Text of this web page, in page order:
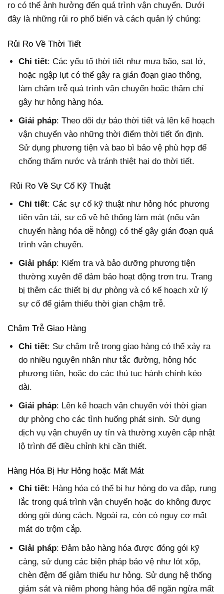
ro có thể ảnh hưởng đến quá trình vận chuyển. Dưới
đây là những rủi ro phổ biến và cách quản lý chúng:
Rủi Ro Về Thời Tiết
Chi tiết: Các yếu tố thời tiết như mưa bão, sạt lở,
hoặc ngập lụt có thể gây ra gián đoạn giao thông,
làm chậm trễ quá trình vận chuyển hoặc thậm chí
gây hư hỏng hàng hóa.
Giải pháp: Theo dõi dự báo thời tiết và lên kế hoạch
vận chuyển vào những thời điểm thời tiết ổn định.
Sử dụng phương tiện và bao bì bảo vệ phù hợp để
chống thấm nước và tránh thiệt hại do thời tiết.
Rủi Ro Về Sự Cố Kỹ Thuật
Chi tiết: Các sự cố kỹ thuật như hỏng hóc phương
tiện vận tải, sự cố về hệ thống làm mát (nếu vận
chuyển hàng hóa dễ hỏng) có thể gây gián đoạn quá
trình vận chuyển.
Giải pháp: Kiểm tra và bảo dưỡng phương tiện
thường xuyên để đảm bảo hoạt động trơn tru. Trang
bị thêm các thiết bị dự phòng và có kế hoạch xử lý
sự cố để giảm thiểu thời gian chậm trễ.
Chậm Trễ Giao Hàng
Chi tiết: Sự chậm trễ trong giao hàng có thể xảy ra
do nhiều nguyên nhân như tắc đường, hỏng hóc
phương tiện, hoặc do các thủ tục hành chính kéo
dài.
Giải pháp: Lên kế hoạch vận chuyển với thời gian
dự phòng cho các tình huống phát sinh. Sử dụng
dịch vụ vận chuyển uy tín và thường xuyên cập nhật
lộ trình để điều chỉnh khi cần thiết.
Hàng Hóa Bị Hư Hỏng hoặc Mất Mát
Chi tiết: Hàng hóa có thể bị hư hỏng do va đập, rung
lắc trong quá trình vận chuyển hoặc do không được
đóng gói đúng cách. Ngoài ra, còn có nguy cơ mất
mát do trộm cắp.
Giải pháp: Đảm bảo hàng hóa được đóng gói kỹ
càng, sử dụng các biện pháp bảo vệ như lót xốp,
chèn đệm để giảm thiểu hư hỏng. Sử dụng hệ thống
giám sát và niêm phong hàng hóa để ngăn ngừa mất